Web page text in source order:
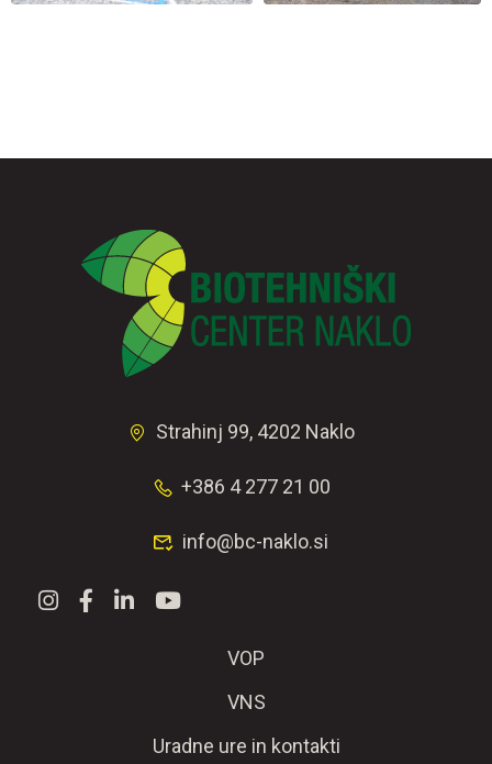
Strahinj 99, 4202 Naklo
+386 4 277 21 00
info@bc-naklo.si
VOP
VNS
Uradne ure in kontakti